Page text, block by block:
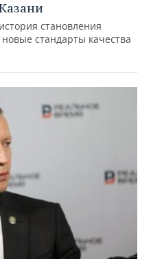
становления
стандарты качества